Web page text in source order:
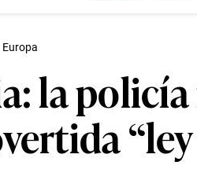
Europa
la